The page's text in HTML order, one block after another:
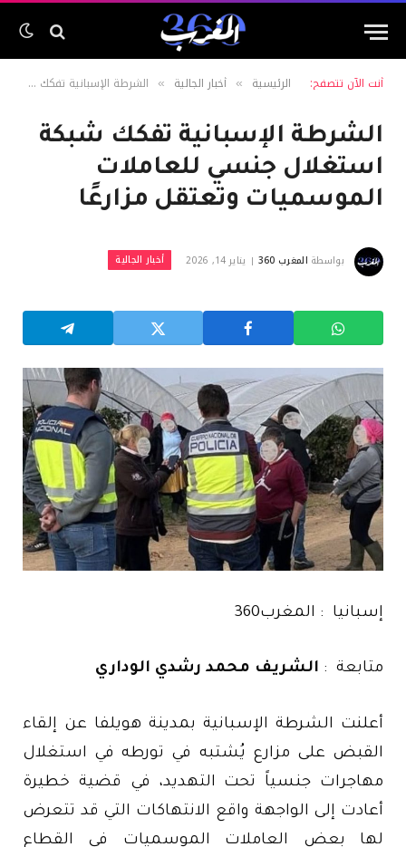
أنت الآن تتصفح: الرئيسية » أخبار الجالية » الشرطة الإسبانية تفكك شبكة استغلال جنسي للعاملات الموسميات وتعتقل مزارعًا
الشرطة الإسبانية تفكك شبكة
استغلال جنسي للعاملات
الموسميات وتعتقل مزارعًا
بواسطة المغرب 360 يناير 14, 2026 أخبار الجالية
إسبانيا : المغرب360
متابعة : الشريف محمد رشدي الوداري
أعلنت الشرطة الإسبانية بمدينة هويلفا عن إلقاء
القبض على مزارع يُشتبه في تورطه في استغلال
مهاجرات جنسياً تحت التهديد، في قضية خطيرة
أعادت إلى الواجهة واقع الانتهاكات التي قد تتعرض
لها بعض العاملات الموسميات في القطاع